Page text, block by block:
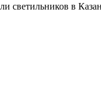
светильников в